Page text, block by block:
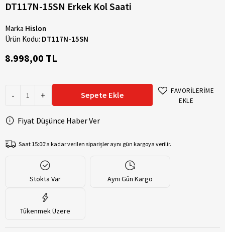
DT117N-15SN Erkek Kol Saati
Marka Hislon
Ürün Kodu: DT117N-15SN
8.998,00 TL
- + Sepete Ekle
FAVORİLERİME
EKLE
Fiyat Düşünce Haber Ver
Saat 15:00’a kadar verilen siparişler aynı gün kargoya verilir.
Stokta Var Aynı Gün Kargo
Tükenmek Üzere